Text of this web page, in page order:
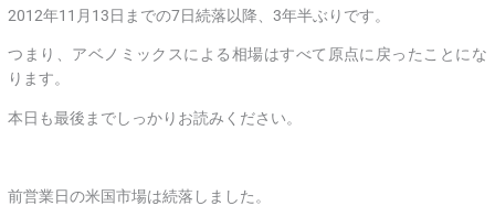
2012年11月13日までの7日続落以降、3年半ぶりです。
つまり、アベノミックスによる相場はすべて原点に戻ったことにな
ります。
本日も最後までしっかりお読みください。
前営業日の米国市場は続落しました。